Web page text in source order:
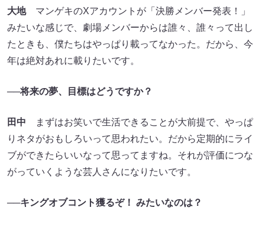
大地マンゲキのXアカウントが「決勝メンバー発表！」
みたいな感じで、劇場メンバーからは誰々、誰々って出し
たときも、僕たちはやっぱり載ってなかった。だから、今
年は絶対あれに載りたいです。
──将来の夢、目標はどうですか？
田中 まずはお笑いで生活できることが大前提で、やっぱ
りネタがおもしろいって思われたい。だから定期的にライ
ブができたらいいなって思ってますね。それが評価につな
がっていくような芸人さんになりたいです。
──キングオブコント獲るぞ！ みたいなのは？